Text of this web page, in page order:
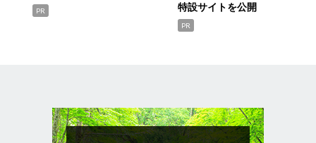
PR
特設サイトを公開
PR